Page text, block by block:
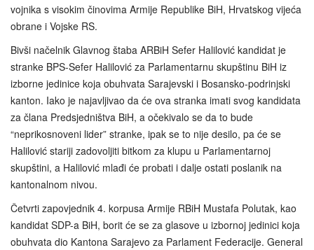
vojnika s visokim činovima Armije Republike BiH, Hrvatskog vijeća
obrane i Vojske RS.
Bivši načelnik Glavnog štaba ARBiH Sefer Halilović kandidat je
stranke BPS-Sefer Halilović za Parlamentarnu skupštinu BiH iz
izborne jedinice koja obuhvata Sarajevski i Bosansko-podrinjski
kanton. Iako je najavljivao da će ova stranka imati svog kandidata
za člana Predsjedništva BiH, a očekivalo se da to bude
“neprikosnoveni lider” stranke, ipak se to nije desilo, pa će se
Halilović stariji zadovoljiti bitkom za klupu u Parlamentarnoj
skupštini, a Halilović mlađi će probati i dalje ostati poslanik na
kantonalnom nivou.
Četvrti zapovjednik 4. korpusa Armije RBiH Mustafa Polutak, kao
kandidat SDP-a BiH, borit će se za glasove u izbornoj jedinici koja
obuhvata dio Kantona Sarajevo za Parlament Federacije. General